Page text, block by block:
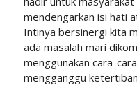
mendengarkan isi hati
Intinya bersinergi kita
ada masalah mari
menggunakan cara-
mengganggu